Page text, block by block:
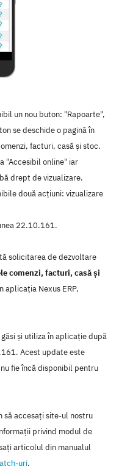
un nou buton: "Rapoarte",
se deschide o pagină în
facturi, casă și stoc.
"Accesibil online" iar
drept de vizualizare.
două acțiuni: vizualizare
22.10.161.
solicitarea de dezvoltare
comenzi, facturi, casă și
aplicaţia Nexus ERP,
şi utiliza în aplicaţie după
Acest update este
fie încă disponibil pentru
să accesaţi site-ul nostru
privind modul de
articolul din manualul
uri.